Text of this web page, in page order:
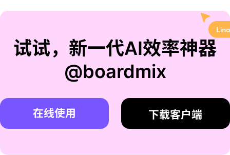
试试，新一代AI效率神器
@boardmix
在线使用 下载客户端